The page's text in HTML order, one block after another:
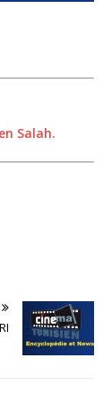
Salah.